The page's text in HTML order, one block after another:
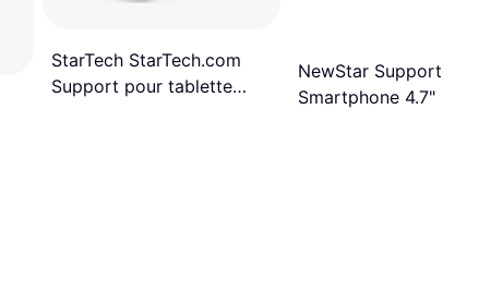
StarTech StarTech.com
Support pour tablette
NewStar Support
Smartphone 4.7"